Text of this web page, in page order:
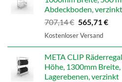
Abdeckboden, verzinkt
707,14€
Preis
565,71 €
Kostenloser Versand
META CLIP
Höhe, 1300mm
Lagerebenen, verzinkt